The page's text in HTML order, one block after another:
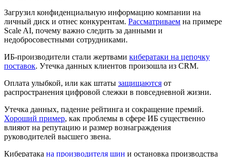
Загрузил конфиденциальную информацию компании на
личный диск и отнес конкурентам. Рассматриваем на примере
Scale AI, почему важно следить за данными и
недобросовестными сотрудниками.
ИБ-производители стали жертвами кибератаки на цепочку
поставок. Утечка данных клиентов произошла из CRM.
Оплата улыбкой, или как штаты защищаются от
распространения цифровой слежки в повседневной жизни.
Утечка данных, падение рейтинга и сокращение премий.
Хороший пример, как проблемы в сфере ИБ существенно
влияют на репутацию и размер вознаграждения
руководителей высшего звена.
Кибератака на производителя шин и остановка производства